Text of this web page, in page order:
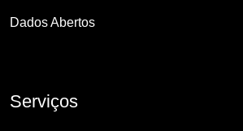
Dados Abertos
Serviços